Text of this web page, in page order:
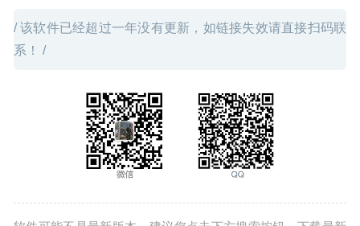
/ 该软件已经超过一年没有更新，如链接失效请直接扫码联
系！ /